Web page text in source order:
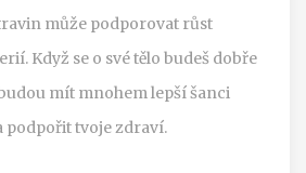
může podporovat růst
Když se o své tělo budeš dobře
mít mnohem lepší šanci
podpořit tvoje zdraví.